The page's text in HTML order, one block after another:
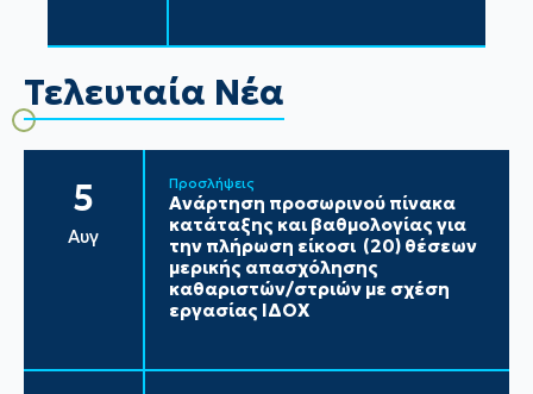
Τελευταία Νέα
5
Αυγ
Προσλήψεις
Ανάρτηση προσωρινού πίνακα
κατάταξης και βαθμολογίας για
την πλήρωση είκοσι (20) θέσεων
μερικής απασχόλησης
καθαριστών/στριών με σχέση
εργασίας ΙΔΟΧ